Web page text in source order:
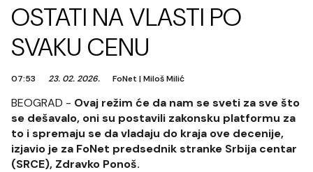
OSTATI NA VLASTI PO
SVAKU CENU
07:53 23. 02. 2026. FoNet |Miloš Milić
BEOGRAD - Ovaj režim će da nam se sveti za sve što
se dešavalo, oni su postavili zakonsku platformu za
to i spremaju se da vladaju do kraja ove decenije,
izjavio je za FoNet predsednik stranke Srbija centar
(SRCE), Zdravko Ponoš.